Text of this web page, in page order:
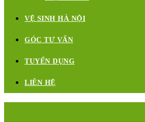
VỆ SINH HÀ NỘI
GÓC TƯ VẤN
TUYỂN DỤNG
LIÊN HỆ